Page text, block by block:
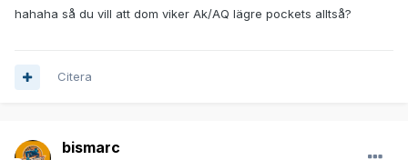
hahaha så du vill att dom viker Ak/AQ lägre pockets alltså?
Citera
bismarc